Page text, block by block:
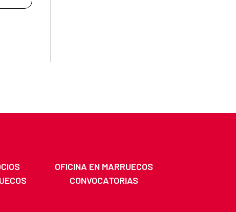
OFICINA EN MARRUECOS
CONVOCATORIAS